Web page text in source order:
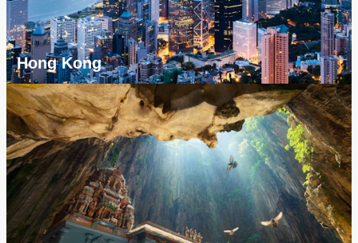
Hong Kong